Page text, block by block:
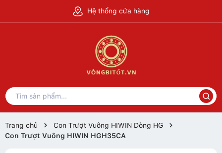
Hệ thống cửa hàng
Trang chủ
Con Trượt Vuông HIWIN Dòng HG
Con Trượt Vuông HIWIN HGH35CA